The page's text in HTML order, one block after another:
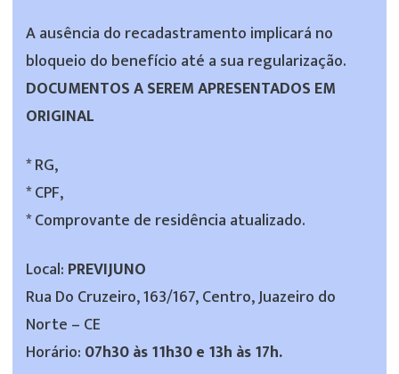
A ausência do recadastramento implicará no
bloqueio do benefício até a sua regularização.
DOCUMENTOS A SEREM APRESENTADOS EM
ORIGINAL
* RG,
* CPF,
* Comprovante de residência atualizado.
Local: PREVIJUNO
Rua Do Cruzeiro, 163/167, Centro, Juazeiro do
Norte – CE
Horário: 07h30 às 11h30 e 13h às 17h.